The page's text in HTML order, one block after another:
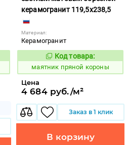
керамогранит 119,5x238,5
Материал:
Керамогранит
931163
Код товара:
маятник пряной короны
Цена
4 684 руб./м²
Заказ в 1 клик
В корзину